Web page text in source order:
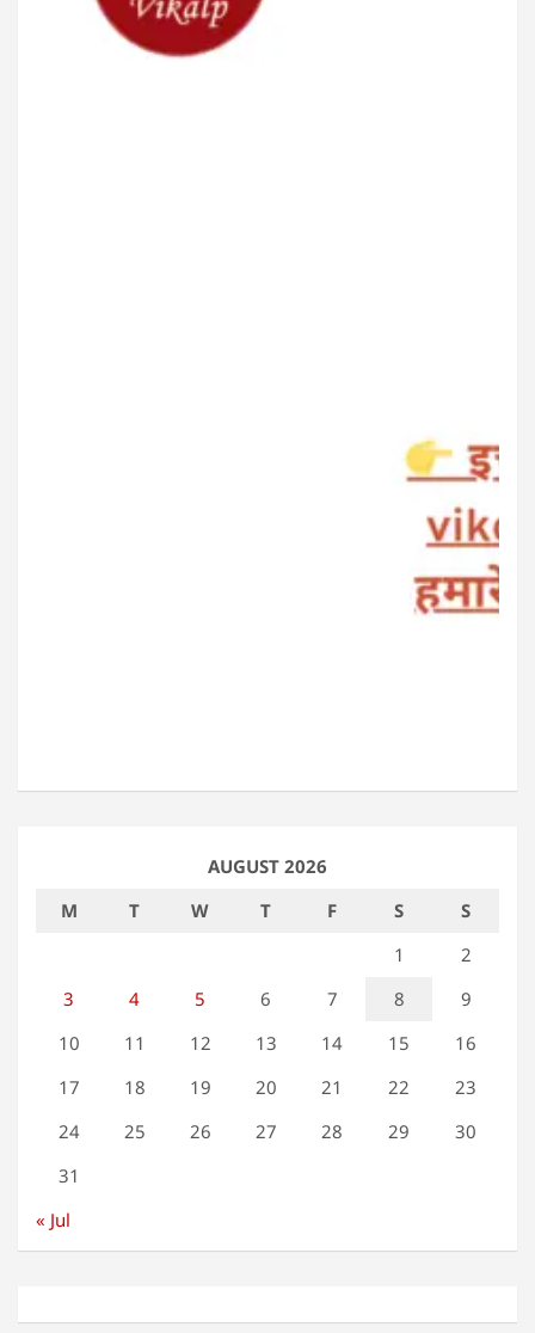
AUGUST 2026
M
T W T F S
S
1
2
3
4 5 6 7 8
9
10
11 12 13 14 15
16
17
18 19 20 21 22
23
24
25 26 27 28 29
30
31
« Jul